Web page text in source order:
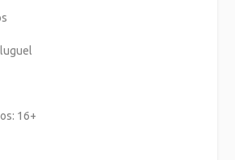
16+